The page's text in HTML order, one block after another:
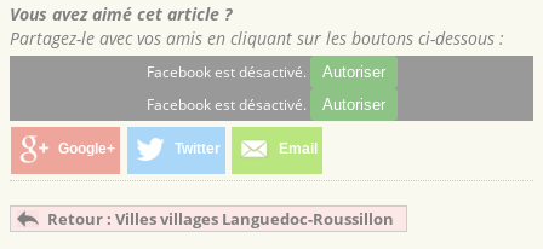
Vous avez aimé cet article ?
Partagez-le avec vos amis en cliquant sur les boutons ci-dessous :
Facebook est désactivé. Autoriser
Facebook est désactivé. Autoriser
Google+ Twitter Email
Retour : Villes villages Languedoc-Roussillon